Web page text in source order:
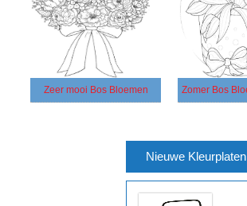
Zeer mooi Bos Bloemen
Nieuwe Kleurplaten